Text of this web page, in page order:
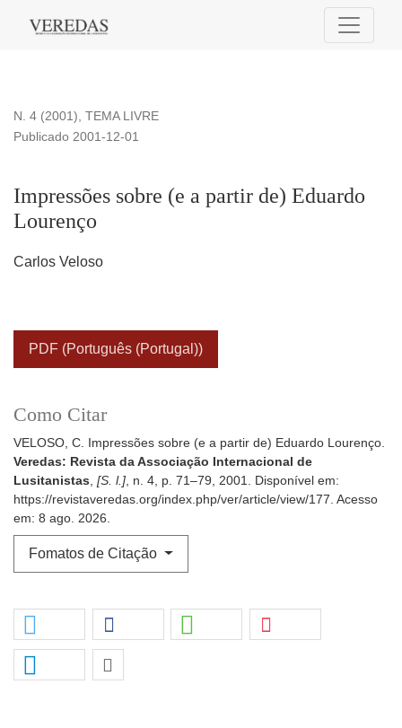
Impressões sobre (e a partir de) Eduardo Lourenço
N. 4 (2001), TEMA LIVRE
Impressões sobre (e a partir de) Eduardo
Lourenço
Publicado 2001-12-01
Carlos Veloso
PDF (Português (Portugal))
Como Citar
VELOSO, C. Impressões sobre (e a partir de) Eduardo Lourenço.
Veredas: Revista da Associação Internacional de
Lusitanistas, [S. l.], n. 4, p. 71–79, 2001. Disponível em:
https://revistaveredas.org/index.php/ver/article/view/177. Acesso
em: 8 ago. 2026.
Fomatos de Citação